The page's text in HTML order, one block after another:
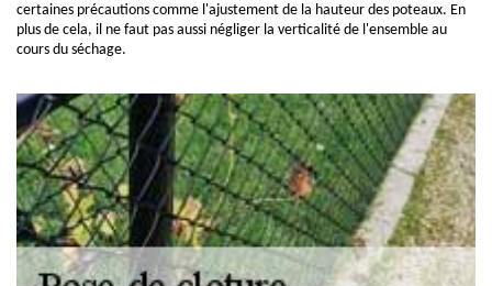
certaines précautions comme l'ajustement de la hauteur des poteaux. En
plus de cela, il ne faut pas aussi négliger la verticalité de l'ensemble au
cours du séchage.